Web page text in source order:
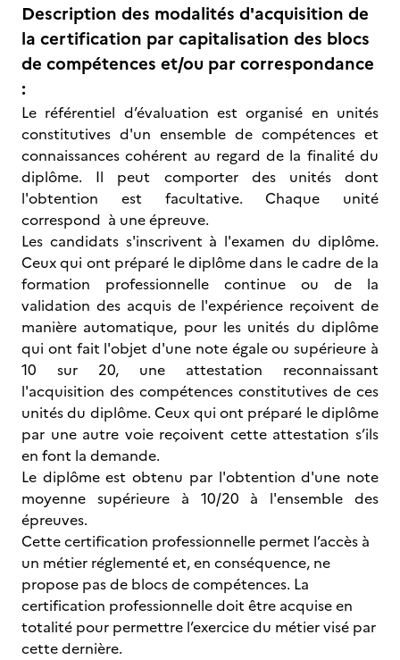
Description des modalités d'acquisition de
la certification par capitalisation des blocs
de compétences et/ou par correspondance
:
Le référentiel d’évaluation est organisé en unités
constitutives d'un ensemble de compétences et
connaissances cohérent au regard de la finalité du
diplôme. Il peut comporter des unités dont
l'obtention est facultative. Chaque unité
correspond à une épreuve.
Les candidats s'inscrivent à l'examen du diplôme.
Ceux qui ont préparé le diplôme dans le cadre de la
formation professionnelle continue ou de la
validation des acquis de l'expérience reçoivent de
manière automatique, pour les unités du diplôme
qui ont fait l'objet d'une note égale ou supérieure à
10 sur 20, une attestation reconnaissant
l'acquisition des compétences constitutives de ces
unités du diplôme. Ceux qui ont préparé le diplôme
par une autre voie reçoivent cette attestation s’ils
en font la demande.
Le diplôme est obtenu par l'obtention d'une note
moyenne supérieure à 10/20 à l'ensemble des
épreuves.
Cette certification professionnelle permet l’accès à
un métier réglementé et, en conséquence, ne
propose pas de blocs de compétences. La
certification professionnelle doit être acquise en
totalité pour permettre l’exercice du métier visé par
cette dernière.